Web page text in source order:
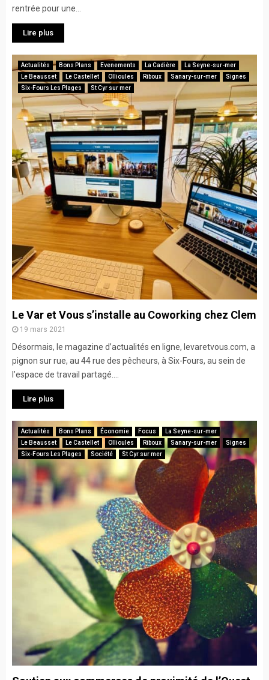
rentrée pour une...
Lire plus
Actualités Bons Plans Evenements La Cadière
La Seyne-sur-mer
Le Beausset
Le Castellet Ollioules Riboux Sanary-sur-mer
Signes
Six-Fours Les Plages
St Cyr sur mer
Le Var et Vous s’installe au Coworking chez Clem
19 mars 2021
Désormais, le magazine d’actualités en ligne, levaretvous.com, a
pignon sur rue, au 44 rue des pêcheurs, à Six-Fours, au sein de
l’espace de travail partagé....
Lire plus
Actualités Bons Plans Économie Focus
La Seyne-sur-mer
Le Beausset
Le Castellet Ollioules Riboux Sanary-sur-mer
Signes
Six-Fours Les Plages
Société St Cyr sur mer